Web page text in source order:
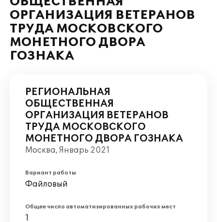
ОРГАНИЗАЦИЯ ВЕТЕРАНОВ
ТРУДА МОСКОВСКОГО
МОНЕТНОГО ДВОРА
ГОЗНАКА
РЕГИОНАЛЬНАЯ
ОБЩЕСТВЕННАЯ
ОРГАНИЗАЦИЯ ВЕТЕРАНОВ
ТРУДА МОСКОВСКОГО
МОНЕТНОГО ДВОРА ГОЗНАКА
Москва, Январь 2021
Вариант работы
Файловый
Общее число автоматизированных рабочих мест
1